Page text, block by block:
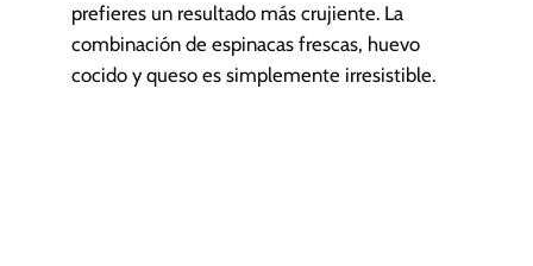
prefieres un resultado más crujiente. La
combinación de espinacas frescas, huevo
cocido y queso es simplemente irresistible.